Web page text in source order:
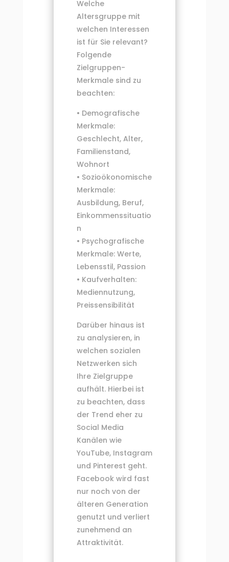
Welche
Altersgruppe mit
welchen Interessen
ist für Sie relevant?
Folgende
Zielgruppen-
Merkmale sind zu
beachten:
• Demografische
Merkmale:
Geschlecht, Alter,
Familienstand,
Wohnort
• Sozioökonomische
Merkmale:
Ausbildung, Beruf,
Einkommenssituatio
n
• Psychografische
Merkmale: Werte,
Lebensstil, Passion
• Kaufverhalten:
Mediennutzung,
Preissensibilität
Darüber hinaus ist
zu analysieren, in
welchen sozialen
Netzwerken sich
Ihre Zielgruppe
aufhält. Hierbei ist
zu beachten, dass
der Trend eher zu
Social Media
Kanälen wie
YouTube, Instagram
und Pinterest geht.
Facebook wird fast
nur noch von der
älteren Generation
genutzt und verliert
zunehmend an
Attraktivität.